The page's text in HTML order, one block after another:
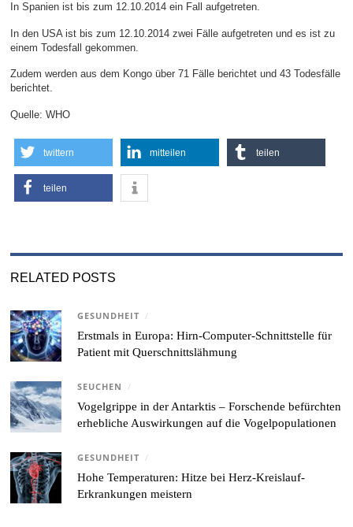
In Spanien ist bis zum 12.10.2014 ein Fall aufgetreten.
In den USA ist bis zum 12.10.2014 zwei Fälle aufgetreten und es ist zu
einem Todesfall gekommen.
Zudem werden aus dem Kongo über 71 Fälle berichtet und 43 Todesfälle
berichtet.
Quelle: WHO
twittern mitteilen teilen
teilen
RELATED POSTS
GESUNDHEIT /
Erstmals in Europa: Hirn-Computer-Schnittstelle für
Patient mit Querschnittslähmung
SEUCHEN /
Vogelgrippe in der Antarktis – Forschende befürchten
erhebliche Auswirkungen auf die Vogelpopulationen
GESUNDHEIT /
Hohe Temperaturen: Hitze bei Herz-Kreislauf-
Erkrankungen meistern